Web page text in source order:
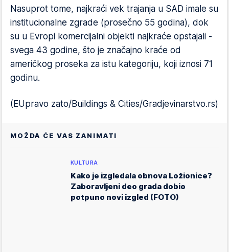
Nasuprot tome, najkraći vek trajanja u SAD imale su
institucionalne zgrade (prosečno 55 godina), dok
su u Evropi komercijalni objekti najkraće opstajali -
svega 43 godine, što je značajno kraće od
američkog proseka za istu kategoriju, koji iznosi 71
godinu.
(EUpravo zato/Buildings & Cities/Gradjevinarstvo.rs)
MOŽDA ĆE VAS ZANIMATI
KULTURA
Kako je izgledala obnova Ložionice?
Zaboravljeni deo grada dobio
potpuno novi izgled (FOTO)